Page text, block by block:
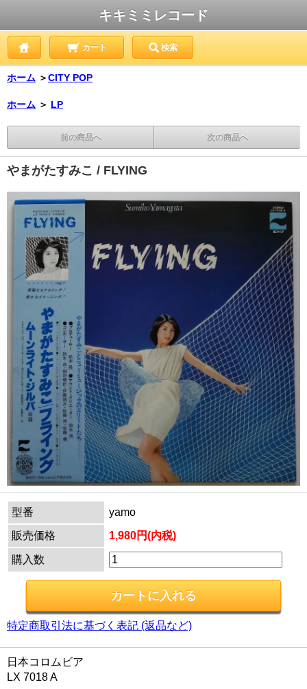
キキミミレコード
カート 検索
ホーム ＞CITY POP
ホーム ＞ LP
前の商品へ 次の商品へ
やまがたすみこ / FLYING
型番
yamo
販売価格
1,980円(内税)
購入数
特定商取引法に基づく表記 (返品など)
日本コロムビア
LX 7018 A